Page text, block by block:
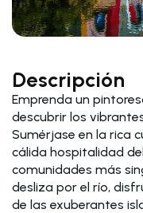
Descripción
Emprenda un
descubrir los
Sumérjase en la rica
cálida hospitalidad
comunidades más
desliza por el río,
de las exuberantes